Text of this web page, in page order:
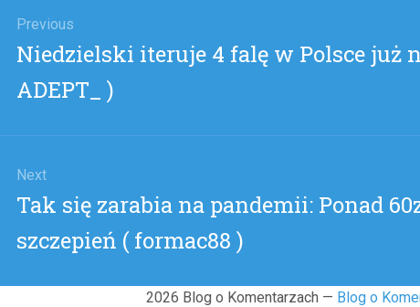
Previous
Previous
Niedzielski iteruje 4 falę w Polsce już
ADEPT_ )
Next
Next
Tak się zarabia na pandemii: Ponad
szczepień ( formac88 )
2026 Blog o Komentarzach — Blog o